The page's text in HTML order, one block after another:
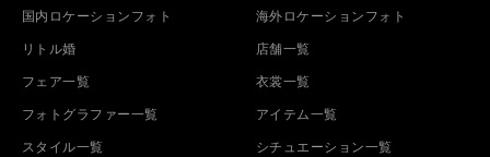
国内ロケーションフォト 海外ロケーションフォト
リトル婚 店舗一覧
フェア一覧 衣裳一覧
フォトグラファー一覧 アイテム一覧
スタイル一覧 シチュエーション一覧